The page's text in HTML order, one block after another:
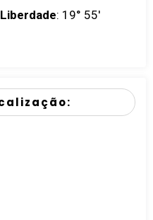
: 19° 55'